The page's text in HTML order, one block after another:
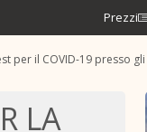
Prezzi
per il COVID-19 presso
LA